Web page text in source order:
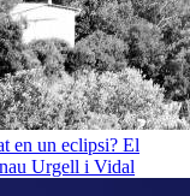
en un eclipsi? El
Urgell i Vidal